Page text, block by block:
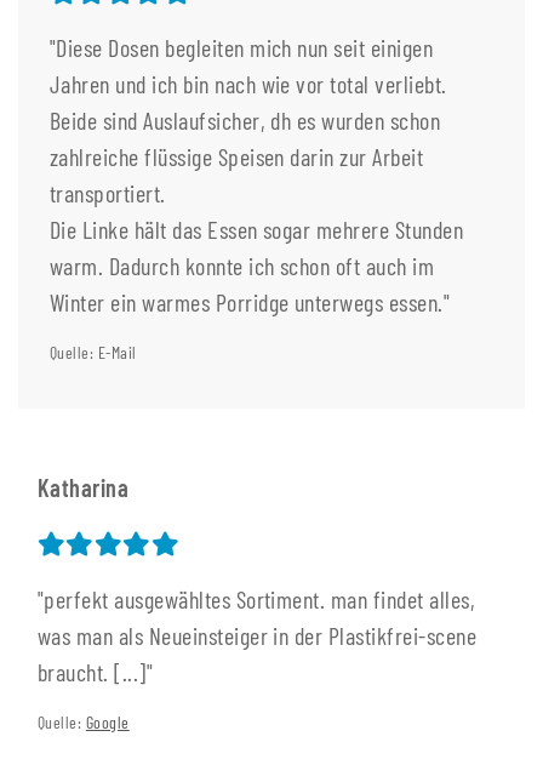
"Diese Dosen begleiten mich nun seit einigen
Jahren und ich bin nach wie vor total verliebt.
Beide sind Auslaufsicher, dh es wurden schon
zahlreiche flüssige Speisen darin zur Arbeit
transportiert.
Die Linke hält das Essen sogar mehrere Stunden
warm. Dadurch konnte ich schon oft auch im
Winter ein warmes Porridge unterwegs essen."
Quelle: E-Mail
Katharina
"perfekt ausgewähltes Sortiment. man findet alles,
was man als Neueinsteiger in der Plastikfrei-scene
braucht. [...]"
Quelle: Google